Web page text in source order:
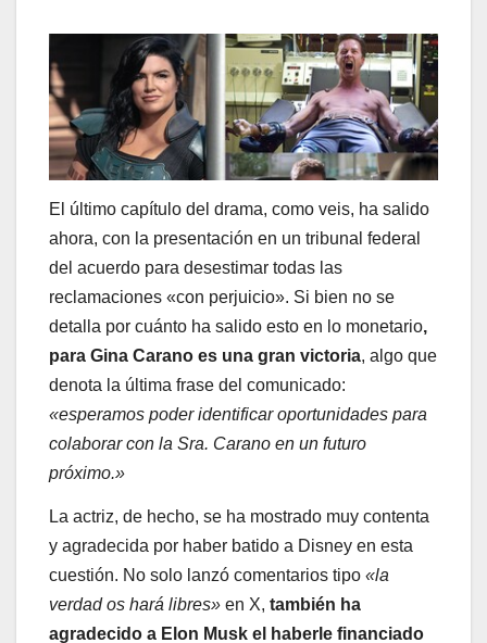
El último capítulo del drama, como veis, ha salido
ahora, con la presentación en un tribunal federal
del acuerdo para desestimar todas las
reclamaciones «con perjuicio». Si bien no se
detalla por cuánto ha salido esto en lo monetario,
para Gina Carano es una gran victoria, algo que
denota la última frase del comunicado:
«esperamos poder identificar oportunidades para
colaborar con la Sra. Carano en un futuro
próximo.»
La actriz, de hecho, se ha mostrado muy contenta
y agradecida por haber batido a Disney en esta
cuestión. No solo lanzó comentarios tipo «la
verdad os hará libres» en X, también ha
agradecido a Elon Musk el haberle financiado